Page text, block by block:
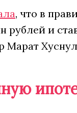
, что в
рублей и
Марат